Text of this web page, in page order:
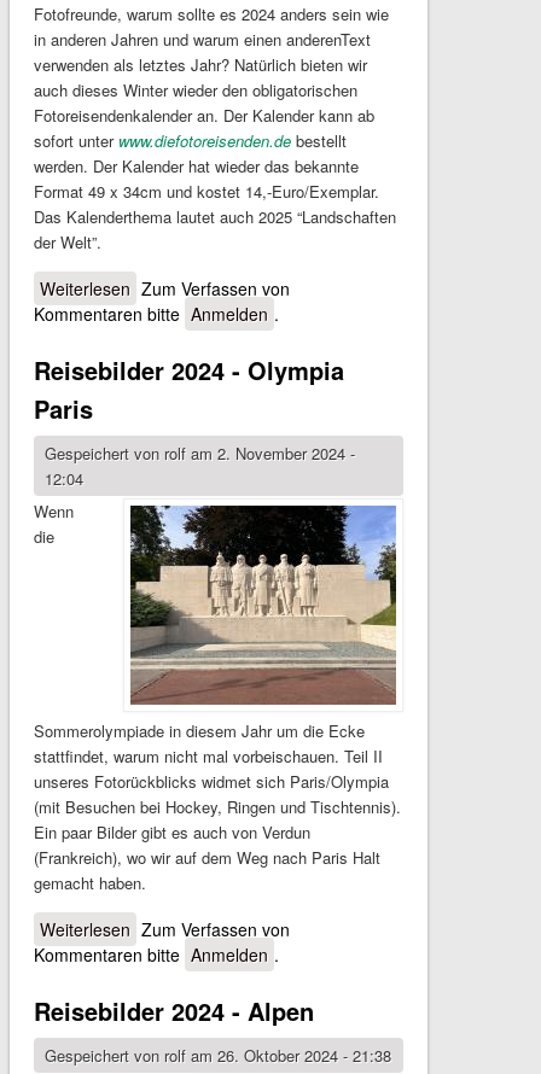
Fotofreunde, warum sollte es 2024 anders sein wie
in anderen Jahren und warum einen anderenText
verwenden als letztes Jahr? Natürlich bieten wir
auch dieses Winter wieder den obligatorischen
Fotoreisendenkalender an. Der Kalender kann ab
sofort unter www.diefotoreisenden.debestellt
werden. Der Kalender hat wieder das bekannte
Format 49 x 34cm und kostet 14,-Euro/Exemplar.
Das Kalenderthema lautet auch 2025 “Landschaften
der Welt”.
Weiterlesen über Bildkalender 2025
Zum Verfassen von
Kommentaren bitte Anmelden .
Reisebilder 2024 - Olympia
Paris
Gespeichert von rolfam 2. November 2024 -
12:04
Wenn
die
Sommerolympiade in diesem Jahr um die Ecke
stattfindet, warum nicht mal vorbeischauen. Teil II
unseres Fotorückblicks widmet sich Paris/Olympia
(mit Besuchen bei Hockey, Ringen und Tischtennis).
Ein paar Bilder gibt es auch von Verdun
(Frankreich), wo wir auf dem Weg nach Paris Halt
gemacht haben.
Weiterlesen über Reisebilder 2024 - Olympia Paris
Zum Verfassen von
Kommentaren bitte Anmelden .
Reisebilder 2024 - Alpen
Gespeichert von rolfam 26. Oktober 2024 - 21:38